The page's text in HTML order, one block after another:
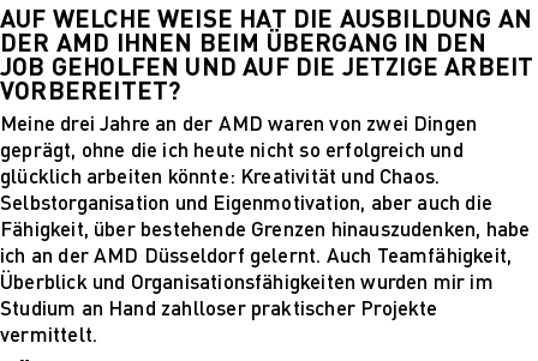
Sustainable Design
and Management
Sustainable Design
Utopie oder Realität
Ethische
Herausforderungen
der Digitalisierung
Lehrpersonal
Alumni
Blog
Projekte: Archiv
AUF WELCHE WEISE HAT DIE AUSBILDUNG AN
DER AMD IHNEN BEIM ÜBERGANG IN DEN
JOB GEHOLFEN UND AUF DIE JETZIGE ARBEIT
VORBEREITET?
Meine drei Jahre an der AMD waren von zwei Dingen
geprägt, ohne die ich heute nicht so erfolgreich und
glücklich arbeiten könnte: Kreativität und Chaos.
Selbstorganisation und Eigenmotivation, aber auch die
Fähigkeit, über bestehende Grenzen hinauszudenken, habe
ich an der AMD Düsseldorf gelernt. Auch Teamfähigkeit,
Überblick und Organisationsfähigkeiten wurden mir im
Studium an Hand zahlloser praktischer Projekte
vermittelt.